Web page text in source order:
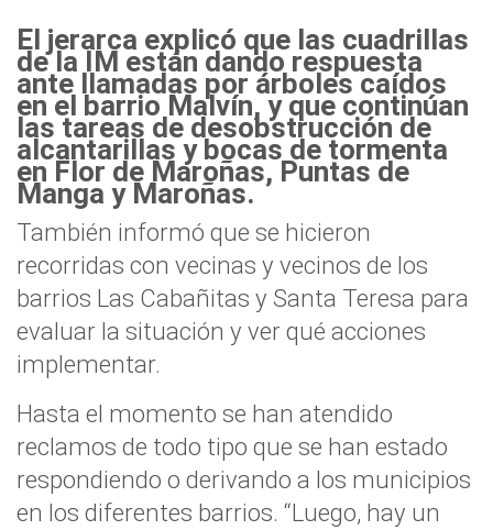
El jerarca explicó que las cuadrillas
de la IM están dando respuesta
ante llamadas por árboles caídos
en el barrio Malvín, y que continúan
las tareas de desobstrucción de
alcantarillas y bocas de tormenta
en Flor de Maroñas, Puntas de
Manga y Maroñas.
También informó que se hicieron
recorridas con vecinas y vecinos de los
barrios Las Cabañitas y Santa Teresa para
evaluar la situación y ver qué acciones
implementar.
Hasta el momento se han atendido
reclamos de todo tipo que se han estado
respondiendo o derivando a los municipios
en los diferentes barrios. “Luego, hay un